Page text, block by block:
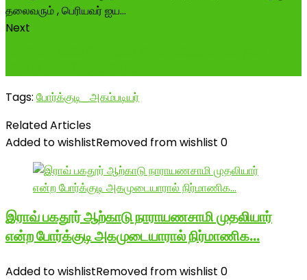
Next
Tags: போர்க்குடி_அகம்படியர்
Related Articles
Added to wishlistRemoved from wishlist 0
இராவ் பகதூர் ஆற்காடு நாராயணசாமி முதலியார்
என்ற போர்க்குடி அகமுடையாரால் நிர்மாணிக…
Added to wishlistRemoved from wishlist 0